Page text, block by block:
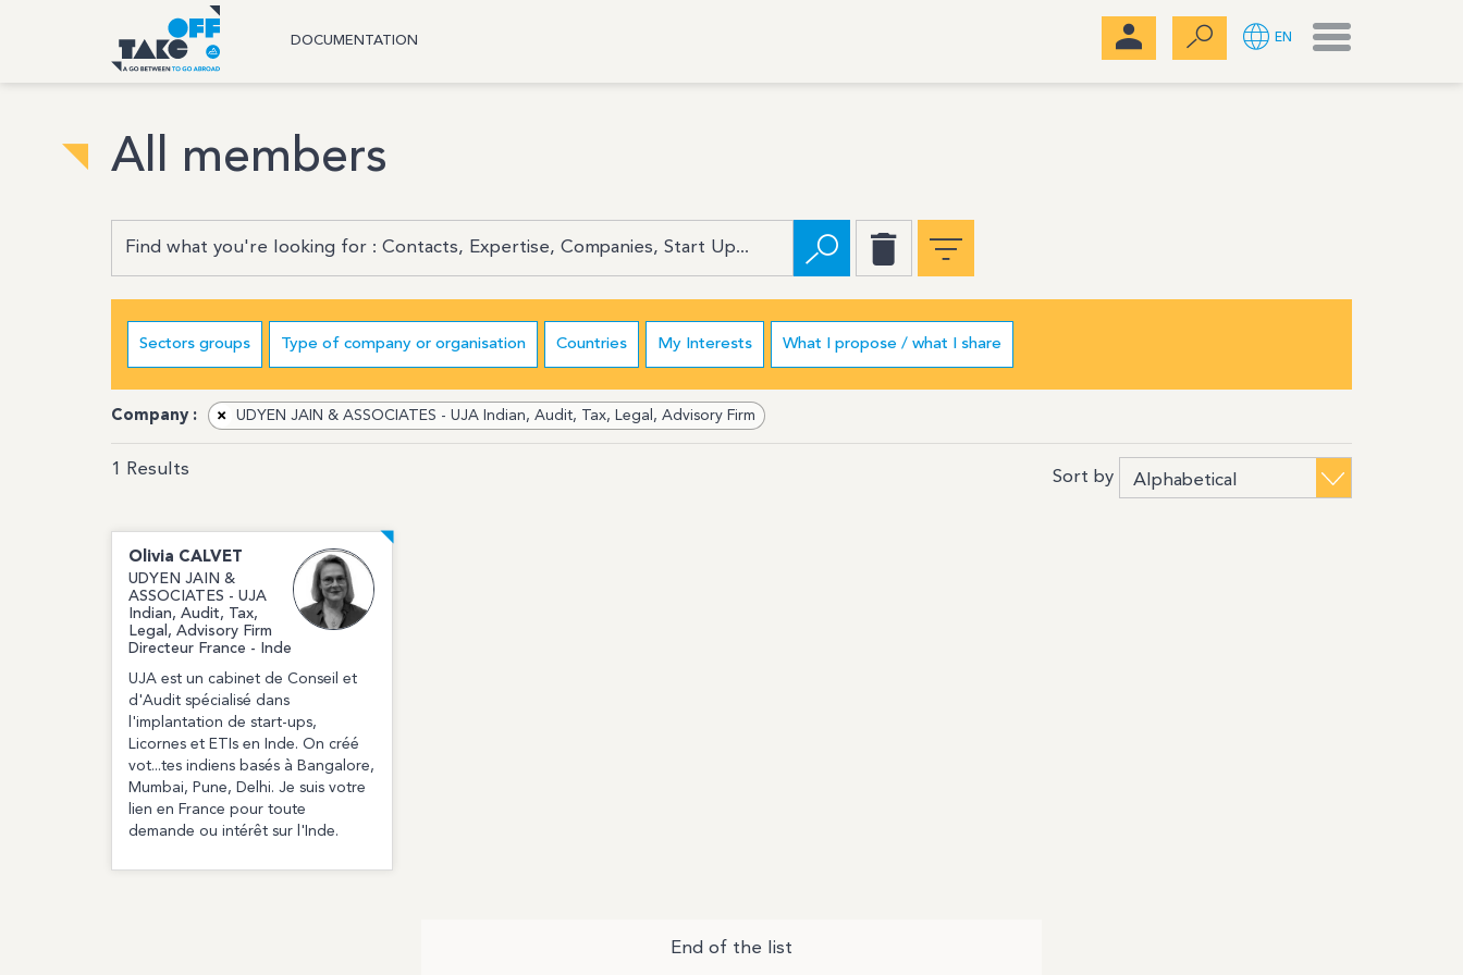
All members
Sectors groups Type of company or organisation Countries My Interests What I propose / what I share
Company : × UDYEN JAIN & ASSOCIATES - UJA Indian, Audit, Tax, Legal, Advisory Firm
1 Results Sort by
Olivia CALVET
UDYEN JAIN &
ASSOCIATES - UJA
Indian, Audit, Tax,
Legal, Advisory Firm
Directeur France - Inde
UJA est un cabinet de Conseil et
d'Audit spécialisé dans
l'implantation de start-ups,
Licornes et ETIs en Inde. On créé
vot...tes indiens basés à Bangalore,
Mumbai, Pune, Delhi. Je suis votre
lien en France pour toute
demande ou intérêt sur l'Inde.
End of the list
DOCUMENTATION EN Menu